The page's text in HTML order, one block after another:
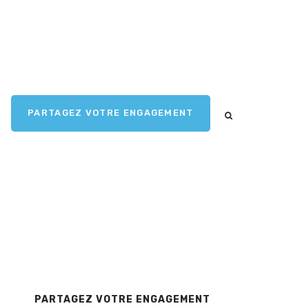
PARTAGEZ VOTRE ENGAGEMENT
PARTAGEZ VOTRE ENGAGEMENT